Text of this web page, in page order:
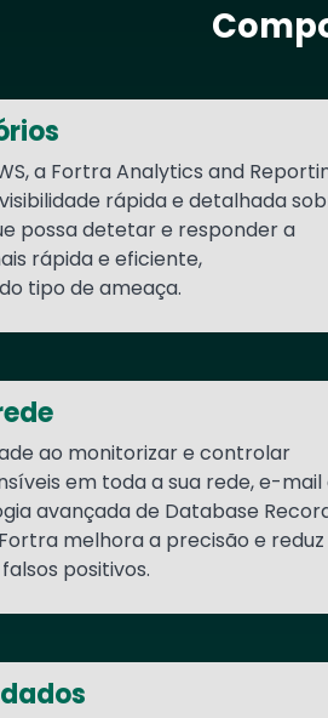
a Fortra Analytics and
rápida e detalhada
possa detetar e responder a
rápida e eficiente,
tipo de ameaça.
ao monitorizar e controlar
em toda a sua rede, e-mail
avançada de Database
melhora a precisão e reduz
positivos.